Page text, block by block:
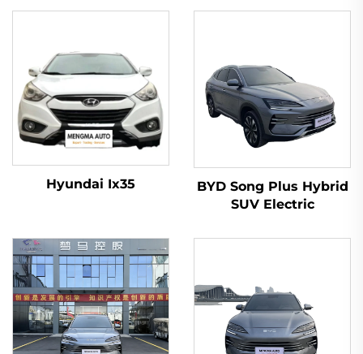
Hyundai Ix35
BYD Song Plus Hybrid
SUV Electric